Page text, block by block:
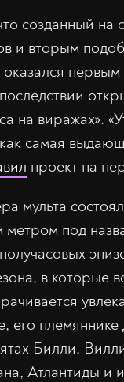
созданный на
и вторым
оказался
на виражах».
самая
проект на
мульта
метром под
в которые
его
Билли,
Атлантиды